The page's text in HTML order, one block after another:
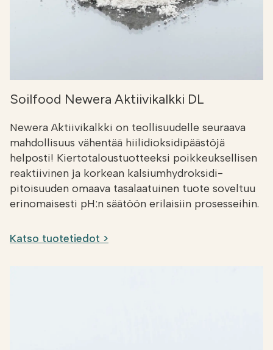
Soilfood Newera Aktiivikalkki DL
Newera Aktiivikalkki on teollisuudelle seuraava
mahdollisuus vähentää hiilidioksidipäästöjä
helposti! Kiertotaloustuotteeksi poikkeuksellisen
reaktiivinen ja korkean kalsiumhydroksidi-
pitoisuuden omaava tasalaatuinen tuote soveltuu
erinomaisesti pH:n säätöön erilaisiin prosesseihin.
Katso tuotetiedot >